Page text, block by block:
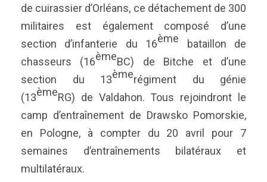
de cuirassier d’Orléans, ce détachement de 300
militaires est également composé d’une
section d’infanterie du 16ème bataillon de
chasseurs (16èmeBC) de Bitche et d’une
section du 13èmerégiment du génie
(13èmeRG) de Valdahon. Tous rejoindront le
camp d’entraînement de Drawsko Pomorskie,
en Pologne, à compter du 20 avril pour 7
semaines d’entraînements bilatéraux et
multilatéraux.